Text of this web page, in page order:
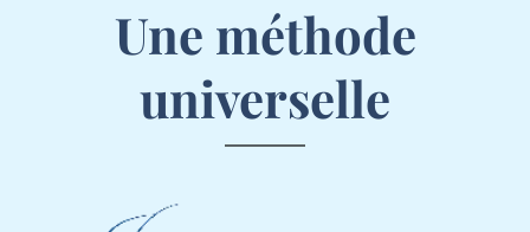
Une méthode
universelle